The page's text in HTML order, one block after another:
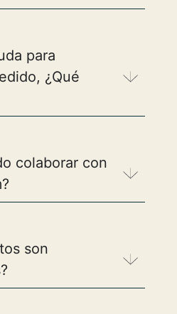
para
¿Qué
colaborar con
son